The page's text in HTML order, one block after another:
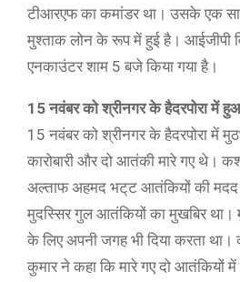
टीआरएफ का कमांडर था। उसके एक
मुश्ताक लोन के रूप में हुई है। आईजीपी
एनकाउंटर शाम 5 बजे किया गया है।
15 नवंबर को श्रीनगर के हैदरपोरा में
15 नवंबर को श्रीनगर के हैदरपोरा में
कारोबारी और दो आतंकी मारे गए थे।
अल्ताफ अहमद भट्‌ट आतंकियों की मदद
मुदस्सिर गुल आतंकियों का मुखबिर था।
के लिए अपनी जगह भी दिया करता था।
कुमार ने कहा कि मारे गए दो आतंकियों